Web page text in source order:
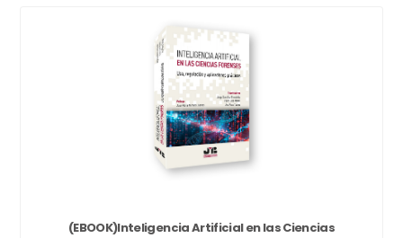
(EBOOK)Inteligencia Artificial en las Ciencias